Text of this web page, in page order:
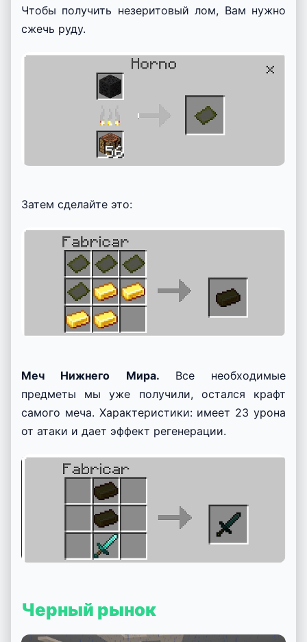
Чтобы получить незеритовый лом, Вам нужно
сжечь руду.
Затем сделайте это:
Меч Нижнего Мира. Все необходимые
предметы мы уже получили, остался крафт
самого меча. Характеристики: имеет 23 урона
от атаки и дает эффект регенерации.
Черный рынок